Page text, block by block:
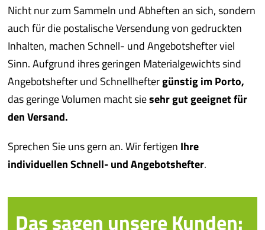
Nicht nur zum Sammeln und Abheften an sich, sondern
auch für die postalische Versendung von gedruckten
Inhalten, machen Schnell- und Angebotshefter viel
Sinn. Aufgrund ihres geringen Materialgewichts sind
Angebotshefter und Schnellheftergünstig im Porto,
das geringe Volumen macht siesehr gut geeignet für
den Versand.
Sprechen Sie uns gern an. Wir fertigen Ihre
individuellenSchnell- und Angebotshefter.
Das sagen unsere Kunden: